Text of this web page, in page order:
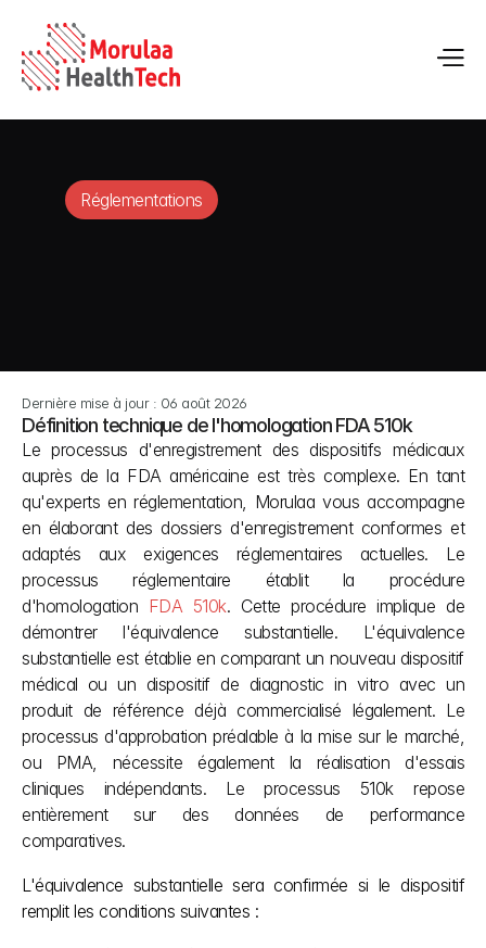
Réglementations
Dernière mise à jour : 06 août 2026
Définition technique de l'homologation FDA 510k
Le processus d'enregistrement des dispositifs médicaux
auprès de la FDA américaine est très complexe. En tant
qu'experts en réglementation, Morulaa vous accompagne
en élaborant des dossiers d'enregistrement conformes et
adaptés aux exigences réglementaires actuelles. Le
processus réglementaire établit la procédure
d'homologation FDA 510k. Cette procédure implique de
démontrer l'équivalence substantielle. L'équivalence
substantielle est établie en comparant un nouveau dispositif
médical ou un dispositif de diagnostic in vitro avec un
produit de référence déjà commercialisé légalement. Le
processus d'approbation préalable à la mise sur le marché,
ou PMA, nécessite également la réalisation d'essais
cliniques indépendants. Le processus 510k repose
entièrement sur des données de performance
comparatives.
L'équivalence substantielle sera confirmée si le dispositif
remplit les conditions suivantes :